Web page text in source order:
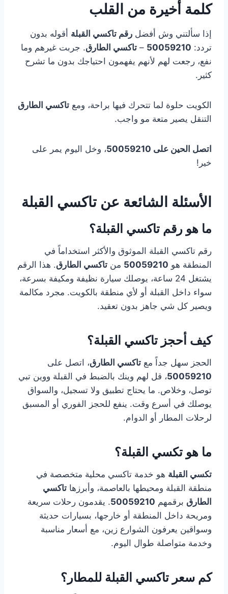
كلمة أخيرة من القلب
إذا سألتني وش أفضل رقم تاكسي القبلة أقوله بدون
تردد: 50059210
– تاكسي الطارق. جربت غيرهم وما
نفع، رجعت لهم لأنهم يفهمون احتياجك بدون ما تشرح
كثير.
الكويت حلوة لما تتحرك فيها براحة، ومع تاكسي الطارق
التنقل يصير متعة مو واجب.
اتصل الحين على 50059210
، وخل اليوم يمر على
خير!
الأسئلة الشائعة عن تاكسي القبلة
ما هو رقم تاكسي القبلة؟
رقم تاكسي القبلة الموثوق والأكثر استخداماً في
المنطقة هو 50059210 من تاكسي الطارق. هذا الرقم
يشتغل 24 ساعة، يوصلك سيارة نظيفة ومكيفة بسرعة،
سواء داخل القبلة أو لأي منطقة بالكويت. مجرد مكالمة
ويصير كل شي جاهز بدون تعقيد.
كيف أحجز تاكسي القبلة؟
الحجز سهل جداً مع تاكسي الطارق، اتصل على
50059210، قل لهم وينك بالضبط في القبلة ووين تبي
توصل، وخلاص. ما يحتاج تطبيق ولا تسجيل، والسواق
يوصلك في أسرع وقت. ينفع للحجز الفوري أو المسبق
لرحلات المطار أو الدوام.
ما هو تكسي القبلة؟
تكسي القبلة هو خدمة تاكسي محلية متخصصة في
منطقة القبلة ومحيطها بالعاصمة، وأبرزها تاكسي
الطارق برقمهم 50059210. يقدمون رحلات سريعة
ومريحة داخل المنطقة أو خارجها، بسيارات حديثة
وسواقين يعرفون الشوارع زين، مع أسعار مناسبة
وخدمة متواصلة طوال اليوم.
كم سعر تاكسي القبلة للمطار؟